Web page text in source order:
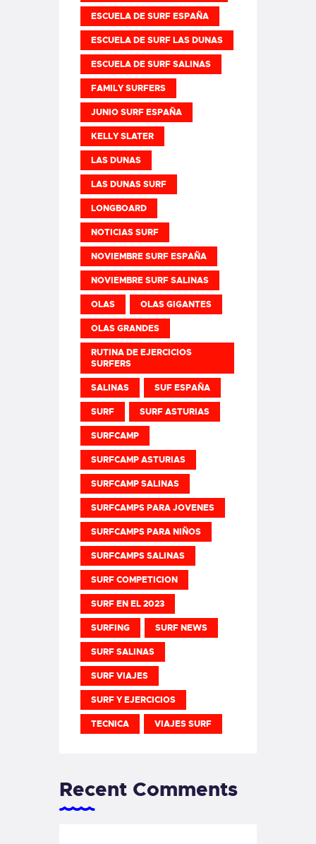
ESCUELA DE SURF ESPAÑA
ESCUELA DE SURF LAS DUNAS
ESCUELA DE SURF SALINAS
FAMILY SURFERS
JUNIO SURF ESPAÑA
KELLY SLATER
LAS DUNAS
LAS DUNAS SURF
LONGBOARD
NOTICIAS SURF
NOVIEMBRE SURF ESPAÑA
NOVIEMBRE SURF SALINAS
OLAS OLAS GIGANTES
OLAS GRANDES
RUTINA DE EJERCICIOS
SURFERS
SALINAS SUF ESPAÑA
SURF SURF ASTURIAS
SURFCAMP
SURFCAMP ASTURIAS
SURFCAMP SALINAS
SURFCAMPS PARA JOVENES
SURFCAMPS PARA NIÑOS
SURFCAMPS SALINAS
SURF COMPETICION
SURF EN EL 2023
SURFING SURF NEWS
SURF SALINAS
SURF VIAJES
SURF Y EJERCICIOS
TECNICA VIAJES SURF
Recent Comments